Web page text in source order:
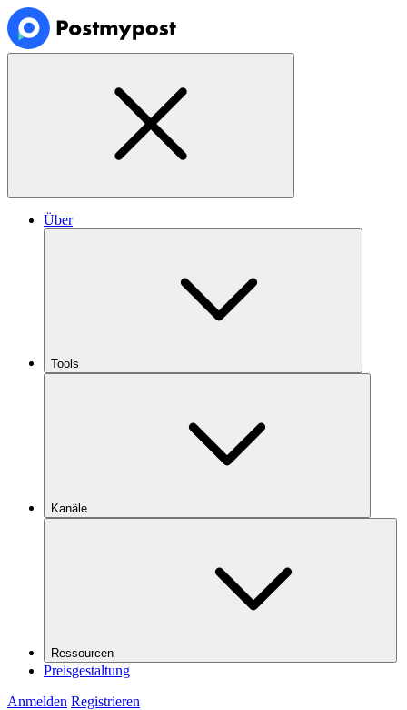
Über
Tools
Kanäle
Ressourcen
Preisgestaltung
Anmelden Registrieren